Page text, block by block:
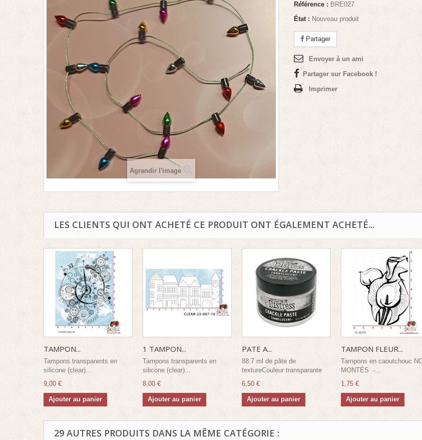
Agrandir l'image
Référence : BRE027
État : Nouveau produit
Partager
Envoyer à un ami
Partager sur Facebook !
Imprimer
LES CLIENTS QUI ONT ACHETÉ CE PRODUIT ONT ÉGALEMENT ACHETÉ...
TAMPON...
Tampons transparents en
silicone (clear)...
9,00 €
Ajouter au panier
1 TAMPON...
Tampons transparents en
silicone (clear)...
8,00 €
Ajouter au panier
PATE A...
88.7 ml de pâte de
textureCouleur transparante
6,50 €
Ajouter au panier
TAMPON FLEUR...
Tampons en caoutchouc
MONTÉS -...
1,75 €
Ajouter au panier
29 AUTRES PRODUITS DANS LA MÊME CATÉGORIE :